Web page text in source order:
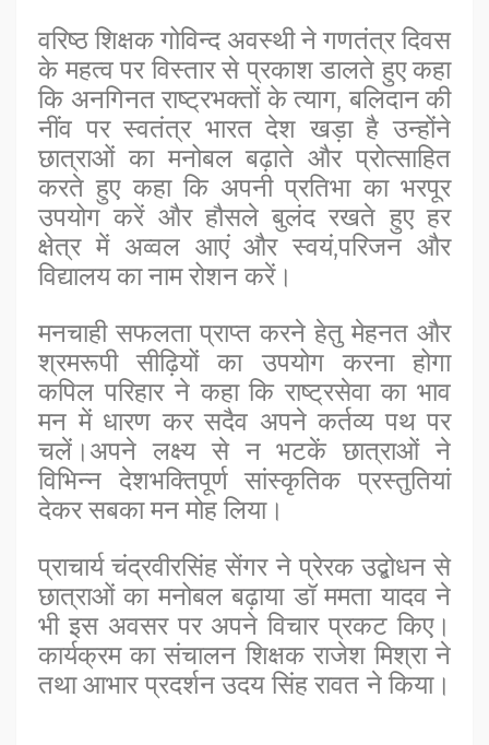
वरिष्ठ शिक्षक गोविन्द अवस्थी ने गणतंत्र दिवस
के महत्व पर विस्तार से प्रकाश डालते हुए कहा
कि अनगिनत राष्ट्रभक्तों के त्याग, बलिदान की
नींव पर स्वतंत्र भारत देश खड़ा है उन्होंने
छात्राओं का मनोबल बढ़ाते और प्रोत्साहित
करते हुए कहा कि अपनी प्रतिभा का भरपूर
उपयोग करें और हौसले बुलंद रखते हुए हर
क्षेत्र में अव्वल आएं और स्वयं,परिजन और
विद्यालय का नाम रोशन करें।
मनचाही सफलता प्राप्त करने हेतु मेहनत और
श्रमरूपी सीढ़ियों का उपयोग करना होगा
कपिल परिहार ने कहा कि राष्ट्रसेवा का भाव
मन में धारण कर सदैव अपने कर्तव्य पथ पर
चलें।अपने लक्ष्य से न भटकें छात्राओं ने
विभिन्न देशभक्तिपूर्ण सांस्कृतिक प्रस्तुतियां
देकर सबका मन मोह लिया।
प्राचार्य चंद्रवीरसिंह सेंगर ने प्रेरक उद्बोधन से
छात्राओं का मनोबल बढ़ाया डॉ ममता यादव ने
भी इस अवसर पर अपने विचार प्रकट किए।
कार्यक्रम का संचालन शिक्षक राजेश मिश्रा ने
तथा आभार प्रदर्शन उदय सिंह रावत ने किया।